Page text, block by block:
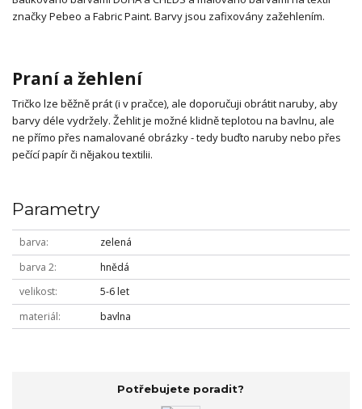
značky Pebeo a Fabric Paint. Barvy jsou zafixovány zažehlením.
Praní a žehlení
Tričko lze běžně prát (i v pračce), ale doporučuji obrátit naruby, aby
barvy déle vydržely. Žehlit je možné klidně teplotou na bavlnu, ale
ne přímo přes namalované obrázky - tedy buďto naruby nebo přes
pečící papír či nějakou textilii.
Parametry
barva
zelená
barva 2
hnědá
velikost
5-6 let
materiál
bavlna
Potřebujete poradit?